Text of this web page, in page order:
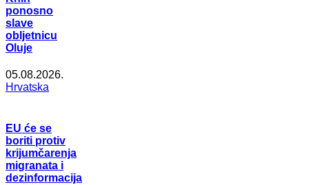
ponosno
slave
obljetnicu
Oluje
05.08.2026.
Hrvatska
EU će se
boriti protiv
krijumčarenja
migranata i
dezinformacija